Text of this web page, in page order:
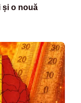
și o nouă